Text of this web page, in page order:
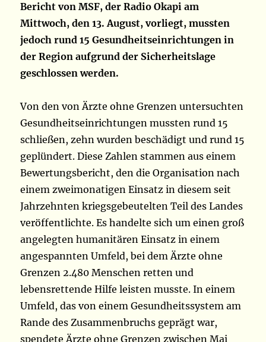
Bericht von MSF, der Radio Okapi am
Mittwoch, den 13. August, vorliegt, mussten
jedoch rund 15 Gesundheitseinrichtungen in
der Region aufgrund der Sicherheitslage
geschlossen werden.
Von den von Ärzte ohne Grenzen untersuchten
Gesundheitseinrichtungen mussten rund 15
schließen, zehn wurden beschädigt und rund 15
geplündert. Diese Zahlen stammen aus einem
Bewertungsbericht, den die Organisation nach
einem zweimonatigen Einsatz in diesem seit
Jahrzehnten kriegsgebeutelten Teil des Landes
veröffentlichte. Es handelte sich um einen groß
angelegten humanitären Einsatz in einem
angespannten Umfeld, bei dem Ärzte ohne
Grenzen 2.480 Menschen retten und
lebensrettende Hilfe leisten musste. In einem
Umfeld, das von einem Gesundheitssystem am
Rande des Zusammenbruchs geprägt war,
spendete Ärzte ohne Grenzen zwischen Mai